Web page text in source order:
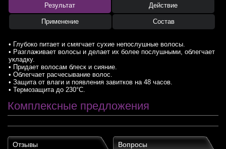
Результат Действие
Применение Состав
• Глубоко питает и смягчает сухие непослушные волосы.
• Разглаживает волосы и делает их более послушными, облегчает
укладку.
• Придает волосам блеск и сияние.
• Облегчает расчесывание волос.
• Защита от влаги и появления завитков на 48 часов.
• Термозащита до 230°С.
Комплексные предложения
Отзывы Вопросы